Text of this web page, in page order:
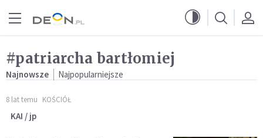
#patriarcha bartłomiej
Najnowsze Najpopularniejsze
8 lat temu KOŚCIÓŁ
KAI / jp